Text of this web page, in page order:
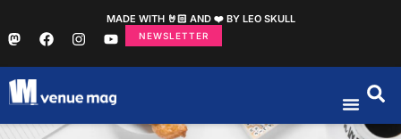
MADE WITH 🤘🏻 AND ❤️ BY LEO SKULL
NEWSLETTER